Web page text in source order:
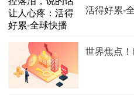
活得好累-
世界焦点